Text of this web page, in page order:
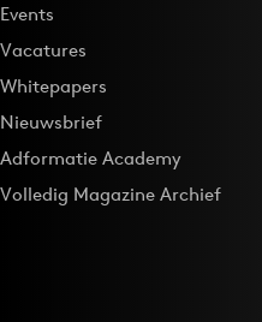
Events
Vacatures
Whitepapers
Nieuwsbrief
Adformatie Academy
Volledig Magazine Archief